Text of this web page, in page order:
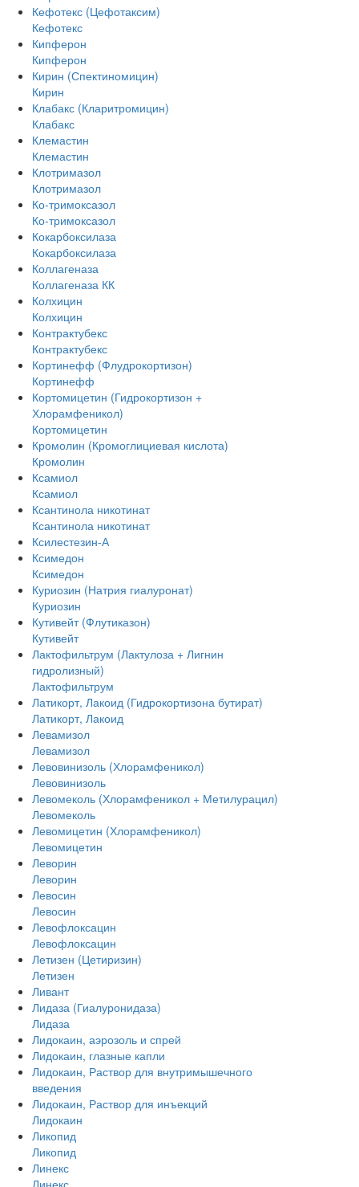
Кефотекс (Цефотаксим)
Кефотекс
Кипферон
Кипферон
Кирин (Спектиномицин)
Кирин
Клабакс (Кларитромицин)
Клабакс
Клемастин
Клемастин
Клотримазол
Клотримазол
Ко-тримоксазол
Ко-тримоксазол
Кокарбоксилаза
Кокарбоксилаза
Коллагеназа
Коллагеназа КК
Колхицин
Колхицин
Контрактубекс
Контрактубекс
Кортинефф (Флудрокортизон)
Кортинефф
Кортомицетин (Гидрокортизон +
Хлорамфеникол)
Кортомицетин
Кромолин (Кромоглициевая кислота)
Кромолин
Ксамиол
Ксамиол
Ксантинола никотинат
Ксантинола никотинат
Ксилестезин-А
Ксимедон
Ксимедон
Куриозин (Натрия гиалуронат)
Куриозин
Кутивейт (Флутиказон)
Кутивейт
Лактофильтрум (Лактулоза + Лигнин
гидролизный)
Лактофильтрум
Латикорт, Лакоид (Гидрокортизона бутират)
Латикорт, Лакоид
Левамизол
Левамизол
Левовинизоль (Хлорамфеникол)
Левовинизоль
Левомеколь (Хлорамфеникол + Метилурацил)
Левомеколь
Левомицетин (Хлорамфеникол)
Левомицетин
Леворин
Леворин
Левосин
Левосин
Левофлоксацин
Левофлоксацин
Летизен (Цетиризин)
Летизен
Ливант
Лидаза (Гиалуронидаза)
Лидаза
Лидокаин, аэрозоль и спрей
Лидокаин, глазные капли
Лидокаин, Раствор для внутримышечного
введения
Лидокаин, Раствор для инъекций
Лидокаин
Ликопид
Ликопид
Линекс
Линекс